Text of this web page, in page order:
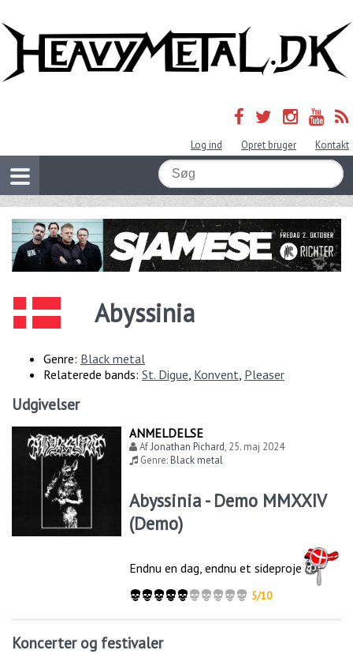
Log ind Opret bruger Kontakt
Abyssinia
Genre: Black metal
Relaterede bands: St. Digue Konvent Pleaser
Udgivelser
ANMELDELSE
AfJonathan Pichard, 25. maj 2024
Genre:Black metal
Abyssinia - Demo MMXXIV
(Demo)
Endnu en dag, endnu et sideprojekt
5/10
Koncerter og festivaler